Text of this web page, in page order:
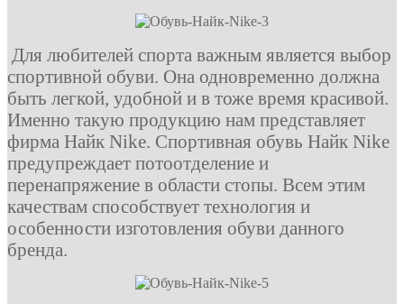
Для любителей спорта важным является выбор
спортивной обуви. Она одновременно должна
быть легкой, удобной и в тоже время красивой.
Именно такую продукцию нам представляет
фирма Найк Nike. Спортивная обувь Найк Nike
предупреждает потоотделение и
перенапряжение в области стопы. Всем этим
качествам способствует технология и
особенности изготовления обуви данного
бренда.